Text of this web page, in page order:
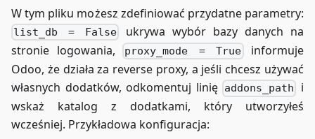
        proxy_buffering on;
        expires 864000;
        proxy_pass http://odoo:8069;
    }
    # Wydłużone timeouty dla long polling
    location /longpolling {
        proxy_pass http://odoo:8069;
        proxy_connect_timeout 60s;
W tym pliku możesz zdefiniować przydatne parametry:
list_db = False
ukrywa wybór bazy danych na
stronie logowania,
proxy_mode = True
informuje
Odoo, że działa za reverse proxy, a jeśli chcesz używać
własnych dodatków, odkomentuj linię addons_path
i
wskaż katalog z dodatkami, który utworzyłeś
wcześniej. Przykładowa konfiguracja: